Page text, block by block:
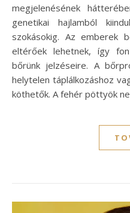
megjelenésének
genetikai hajlamból
szokásokig. Az emberek
eltérőek lehetnek, így
bőrünk jelzéseire. A
helytelen táplálkozáshoz
köthetők. A fehér pöttyök